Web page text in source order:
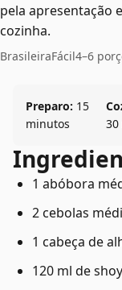
pela apresentação
cozinha.
BrasileiraFácil4–6
Preparo: 15
minutos
1 abóbora
2 cebolas
1 cabeça de
120 ml de